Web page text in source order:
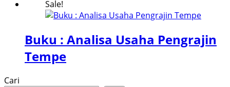
Sale!
Buku : Analisa Usaha Pengrajin
Tempe
Cari